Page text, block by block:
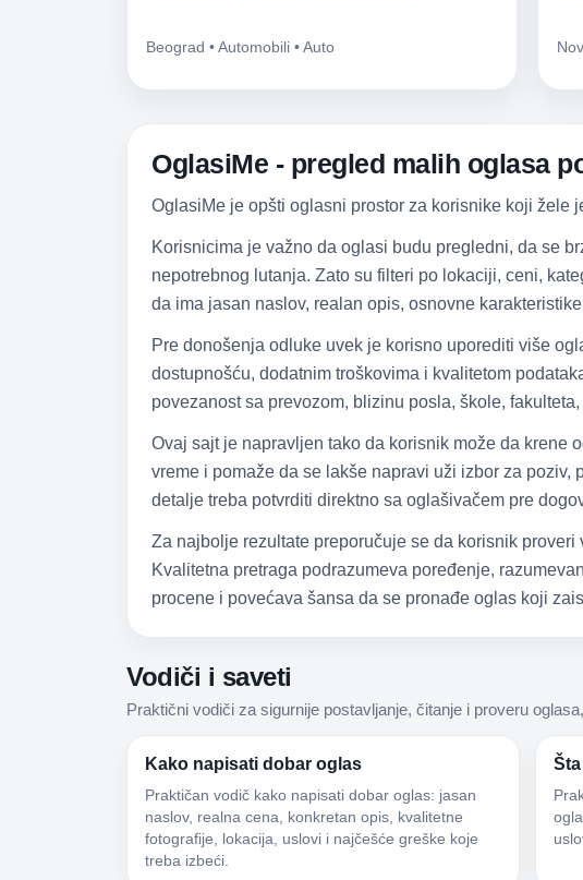
Beograd • Automobili • Auto
OglasiMe - pregled malih oglasa
OglasiMe je opšti oglasni prostor za korisnike koji žele
Korisnicima je važno da oglasi budu pregledni, da se
nepotrebnog lutanja. Zato su filteri po lokaciji, ceni,
da ima jasan naslov, realan opis, osnovne
Pre donošenja odluke uvek je korisno uporediti više
dostupnošću, dodatnim troškovima i kvalitetom
povezanost sa prevozom, blizinu posla, škole,
Ovaj sajt je napravljen tako da korisnik može da krene
vreme i pomaže da se lakše napravi uži izbor za
detalje treba potvrditi direktno sa oglašivačem pre
Za najbolje rezultate preporučuje se da korisnik
Kvalitetna pretraga podrazumeva poređenje,
procene i povećava šansa da se pronađe oglas koji
Vodiči i saveti
Praktični vodiči za sigurnije postavljanje, čitanje i proveru
Kako napisati dobar oglas
Praktičan vodič kako napisati dobar oglas: jasan
naslov, realna cena, konkretan opis, kvalitetne
fotografije, lokacija, uslovi i najčešće greške koje
treba izbeći.